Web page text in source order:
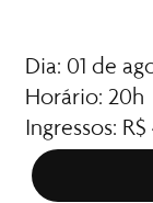
Dia: 01 de
Horário: 20h
Ingressos: